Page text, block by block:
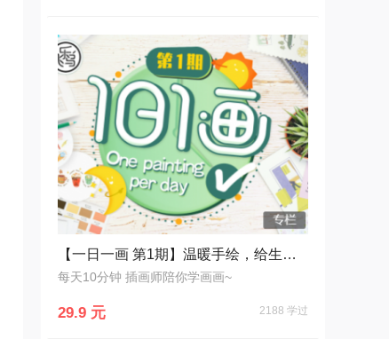
【一日一画 第1期】温暖手绘，给生活写一封情书
每天10分钟 插画师陪你学画画~
29.9 元 2188 学过